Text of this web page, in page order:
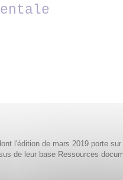
l'édition de mars 2019 porte
de leur base Ressources